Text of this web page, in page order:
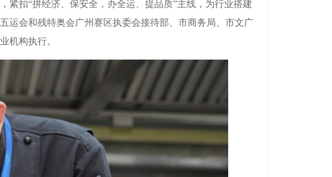
扣“拼经济、保安全，办全运、提品质”主线，为行业搭建
运会和残特奥会广州赛区执委会接待部、市商务局、市文广
机构执行。